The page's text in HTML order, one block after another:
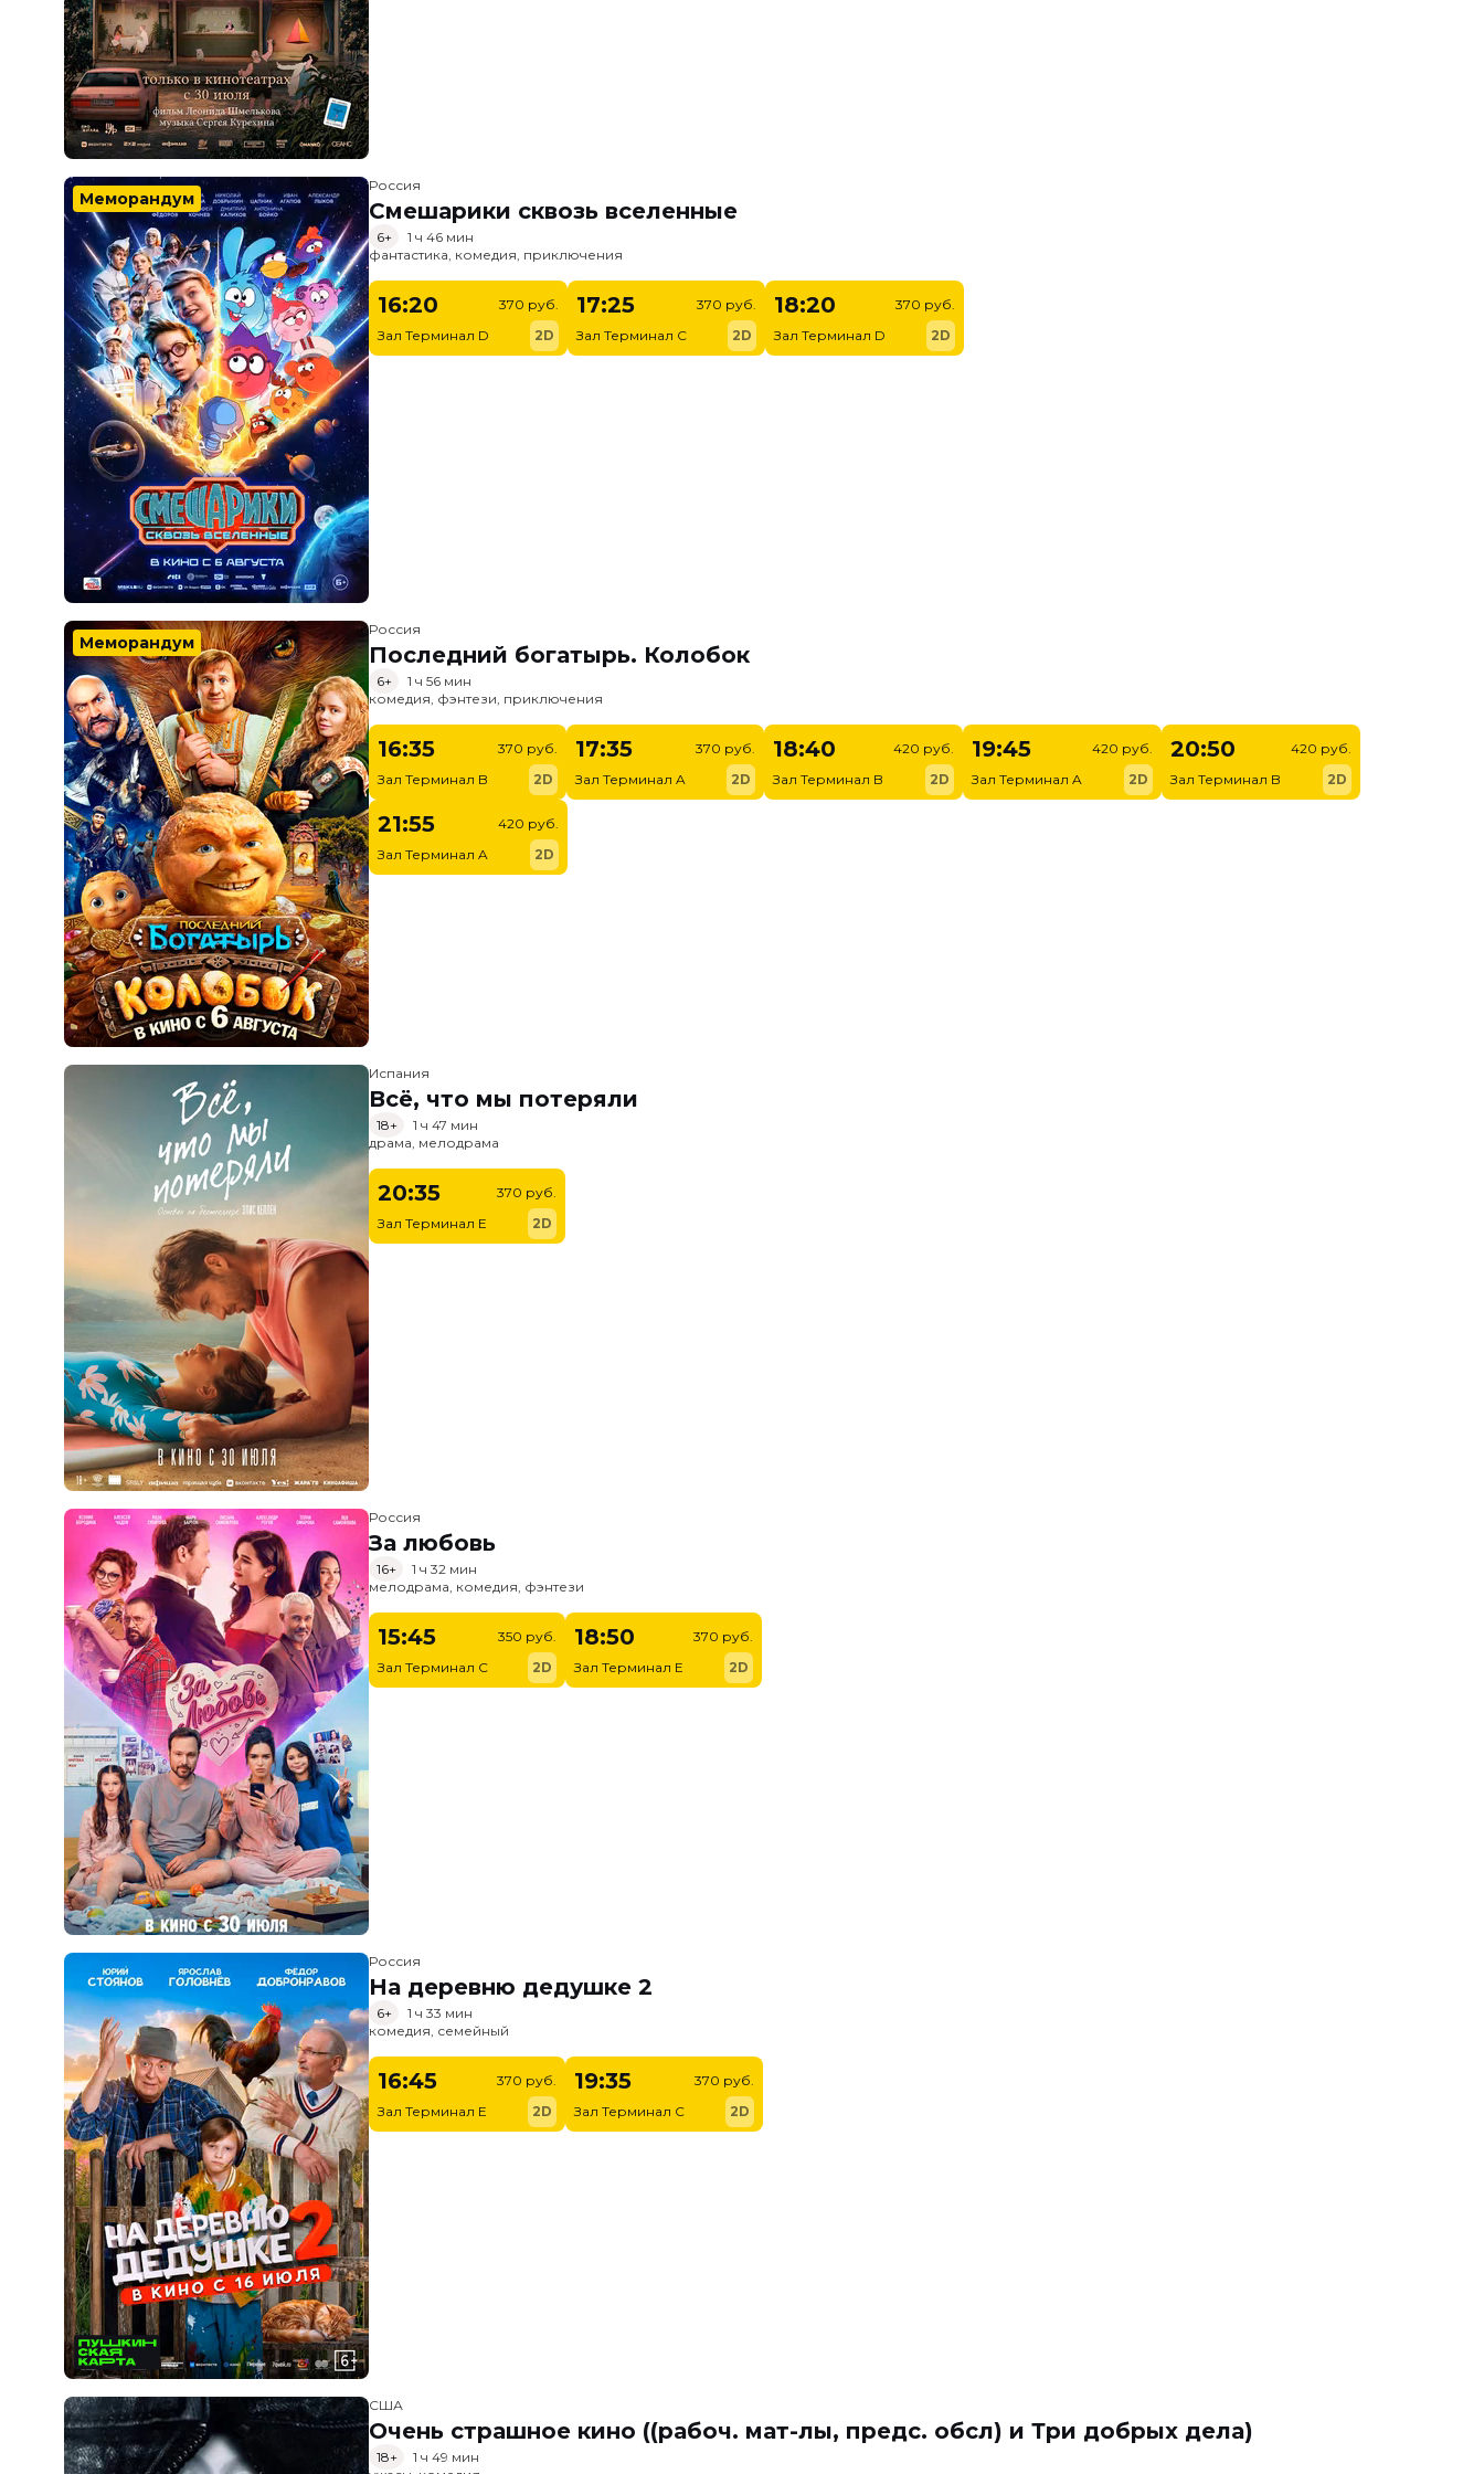
Меморандум
Россия
Смешарики сквозь вселенные
6+
1 ч 46 мин
фантастика, комедия, приключения
16:20
Зал Терминал D
370 руб.
2D
17:25
Зал Терминал C
370 руб.
2D
18:20
Зал Терминал D
370 руб.
2D
Меморандум
Россия
Последний богатырь. Колобок
6+
1 ч 56 мин
комедия, фэнтези, приключения
16:35
Зал Терминал B
370 руб.
2D
17:35
Зал Терминал A
370 руб.
2D
18:40
Зал Терминал B
420 руб.
2D
19:45
Зал Терминал A
420 руб.
2D
20:50
Зал Терминал B
420 руб.
2D
21:55
Зал Терминал A
420 руб.
2D
Испания
Всё, что мы потеряли
18+
1 ч 47 мин
драма, мелодрама
20:35
Зал Терминал E
370 руб.
2D
Россия
За любовь
16+
1 ч 32 мин
мелодрама, комедия, фэнтези
15:45
Зал Терминал C
350 руб.
2D
18:50
Зал Терминал E
370 руб.
2D
Россия
На деревню дедушке 2
6+
1 ч 33 мин
комедия, семейный
16:45
Зал Терминал E
370 руб.
2D
19:35
Зал Терминал C
370 руб.
2D
США
Очень страшное кино ((рабоч. мат-лы, предс. обсл) и Три добрых дела)
18+
1 ч 49 мин